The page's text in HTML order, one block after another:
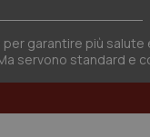
garantire più salute
servono standard e
ironfish-